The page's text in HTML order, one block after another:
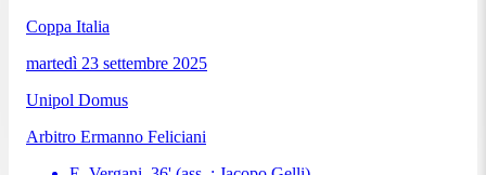
Coppa Italia
martedì 23 settembre 2025
Unipol Domus
Arbitro Ermanno Feliciani